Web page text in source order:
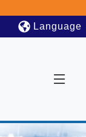
Language